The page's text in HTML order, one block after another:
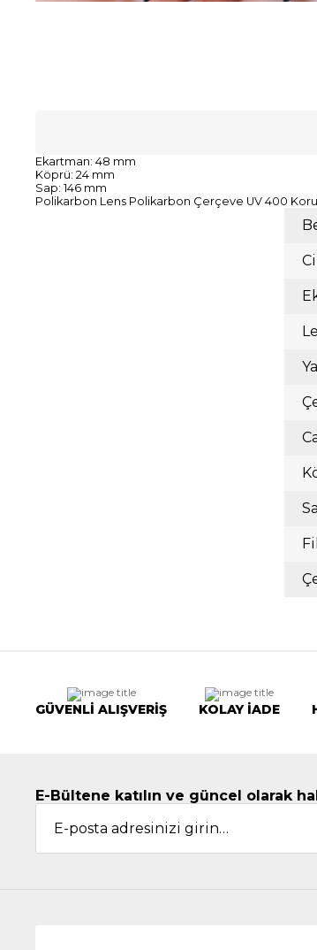
Ekartman: 48 mm
Köprü: 24 mm
Sap: 146 mm
Polikarbon Lens Polikarbon Çerçeve UV 400
GÜVENLİ ALIŞVERİŞ KOLAY İADE
E-Bültene katılın ve güncel olarak